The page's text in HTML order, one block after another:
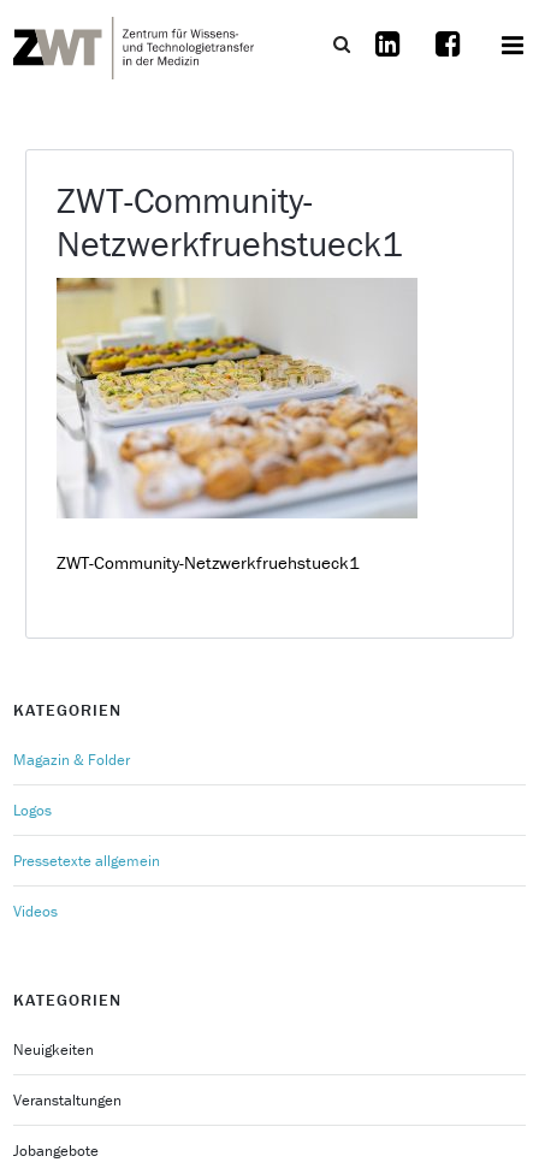
ZWT-Community-
Netzwerkfruehstueck1
ZWT-Community-Netzwerkfruehstueck1
KATEGORIEN
Magazin & Folder
Logos
Pressetexte allgemein
Videos
KATEGORIEN
Neuigkeiten
Veranstaltungen
Jobangebote